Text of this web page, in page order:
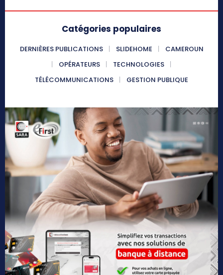
Catégories populaires
DERNIÈRES PUBLICATIONS SLIDEHOME
CAMEROUN
OPÉRATEURS
TECHNOLOGIES
TÉLÉCOMMUNICATIONS
GESTION PUBLIQUE